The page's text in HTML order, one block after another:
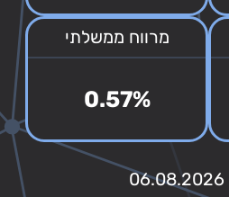
מרווח ממשלתי
0.57%